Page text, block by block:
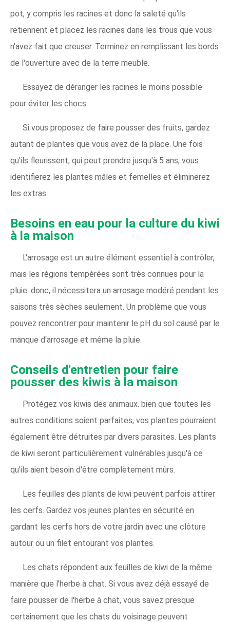
pot, y compris les racines et donc la saleté qu'ils
retiennent et placez les racines dans les trous que vous
n'avez fait que creuser. Terminez en remplissant les bords
de l'ouverture avec de la terre meuble.
Essayez de déranger les racines le moins possible
pour éviter les chocs.
Si vous proposez de faire pousser des fruits, gardez
autant de plantes que vous avez de la place. Une fois
qu'ils fleurissent, qui peut prendre jusqu'à 5 ans, vous
identifierez les plantes mâles et femelles et éliminerez
les extras.
Besoins en eau pour la culture du kiwi
à la maison
L'arrosage est un autre élément essentiel à contrôler,
mais les régions tempérées sont très connues pour la
pluie. donc, il nécessitera un arrosage modéré pendant les
saisons très sèches seulement. Un problème que vous
pouvez rencontrer pour maintenir le pH du sol causé par le
manque d'arrosage et même la pluie.
Conseils d'entretien pour faire
pousser des kiwis à la maison
Protégez vos kiwis des animaux. bien que toutes les
autres conditions soient parfaites, vos plantes pourraient
également être détruites par divers parasites. Les plants
de kiwi seront particulièrement vulnérables jusqu'à ce
qu'ils aient besoin d'être complètement mûrs.
Les feuilles des plants de kiwi peuvent parfois attirer
les cerfs. Gardez vos jeunes plantes en sécurité en
gardant les cerfs hors de votre jardin avec une clôture
autour ou un filet entourant vos plantes.
Les chats répondent aux feuilles de kiwi de la même
manière que l'herbe à chat. Si vous avez déjà essayé de
faire pousser de l'herbe à chat, vous savez presque
certainement que les chats du voisinage peuvent